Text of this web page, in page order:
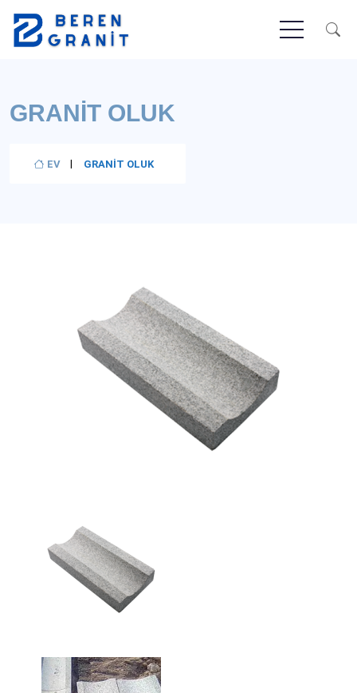
GRANIT OLUK
EV GRANIT OLUK